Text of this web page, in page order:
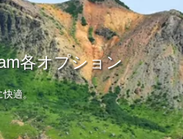
各オプション
適。